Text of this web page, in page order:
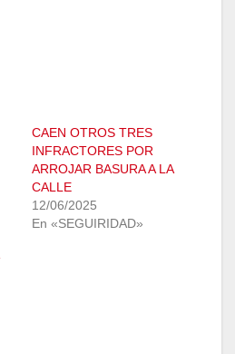
CAEN OTROS TRES
INFRACTORES POR
ARROJAR BASURA A LA
CALLE
12/06/2025
En «SEGUIRIDAD»